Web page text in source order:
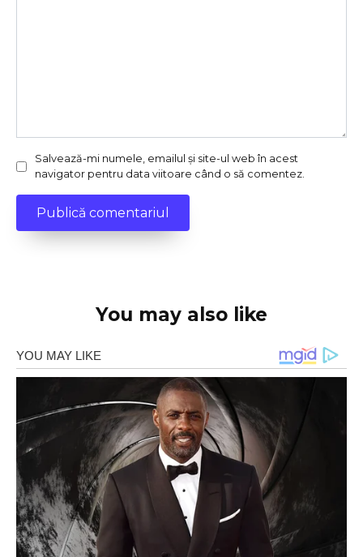
Salvează-mi numele, emailul și site-ul web în acest
navigator pentru data viitoare când o să comentez.
You may also like